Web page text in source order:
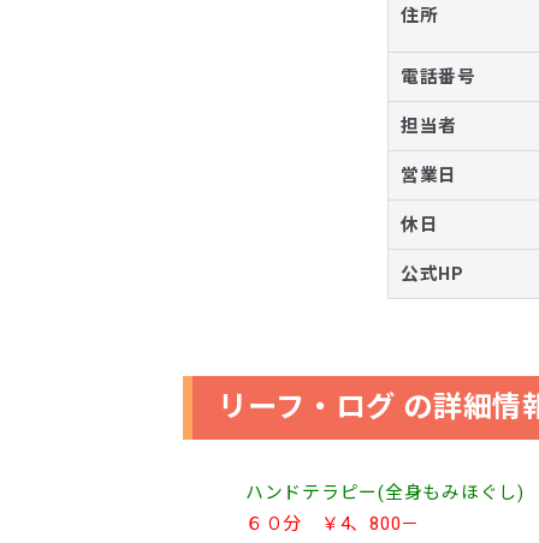
住所
電話番号
担当者
営業日
休日
公式HP
リーフ・ログ の詳細情
ハンドテラピー(全身もみほぐし)
６０分 ￥4、800－